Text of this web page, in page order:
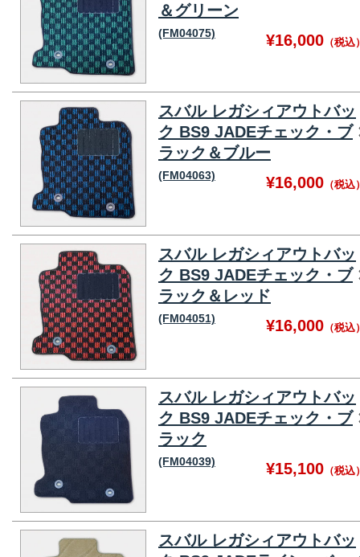
＆グリーン
(FM04075) ¥16,000 （税込
スバル レガシィアウトバッ
ク BS9 JADEチェック・ブ
ラック＆ブルー
(FM04063) ¥16,000 （税込
スバル レガシィアウトバッ
ク BS9 JADEチェック・ブ
ラック＆レッド
(FM04051) ¥16,000 （税込
スバル レガシィアウトバッ
ク BS9 JADEチェック・ブ
ラック
(FM04039) ¥15,100 （税込
スバル レガシィアウトバッ